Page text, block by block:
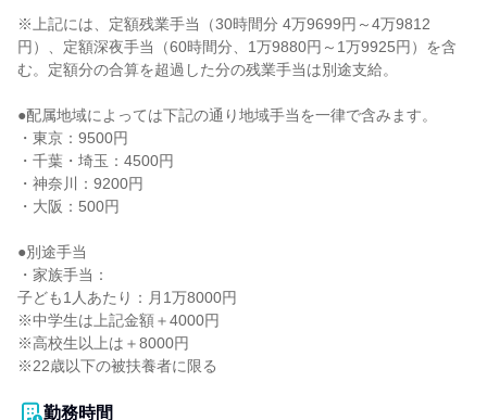
※上記には、定額残業手当（30時間分 4万9699円～4万9812
円）、定額深夜手当（60時間分、1万9880円～1万9925円）を含
む。定額分の合算を超過した分の残業手当は別途支給。
●配属地域によっては下記の通り地域手当を一律で含みます。
・東京：9500円
・千葉・埼玉：4500円
・神奈川：9200円
・大阪：500円
●別途手当
・家族手当：
子ども1人あたり：月1万8000円
※中学生は上記金額＋4000円
※高校生以上は＋8000円
※22歳以下の被扶養者に限る
勤務時間